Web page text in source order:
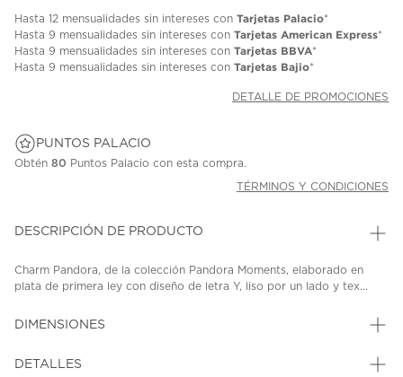
Hasta 12 mensualidades sin intereses con Tarjetas Palacio*
Hasta 9 mensualidades sin intereses con Tarjetas American Express*
Hasta 9 mensualidades sin intereses con Tarjetas BBVA*
Hasta 9 mensualidades sin intereses con Tarjetas Bajio*
DETALLE DE PROMOCIONES
PUNTOS PALACIO
Obtén 80 Puntos Palacio con esta compra.
TÉRMINOS Y CONDICIONES
DESCRIPCIÓN DE PRODUCTO
Charm Pandora, de la colección Pandora Moments, elaborado en
plata de primera ley con diseño de letra Y, liso por un lado y tex...
DIMENSIONES
DETALLES